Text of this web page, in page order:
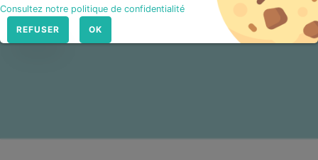
Consultez notre politique de confidentialité
REFUSER
OK